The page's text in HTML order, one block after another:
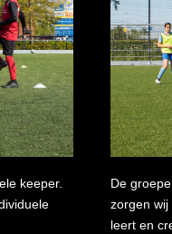
keeper.
De
zorgen
leert en